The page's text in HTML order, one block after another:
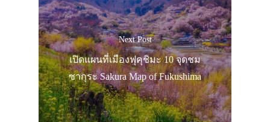
Next Post
เปิดแผนที่เมืองฟุคุชิมะ 10 จุดชม
ซากุระ Sakura Map of Fukushima